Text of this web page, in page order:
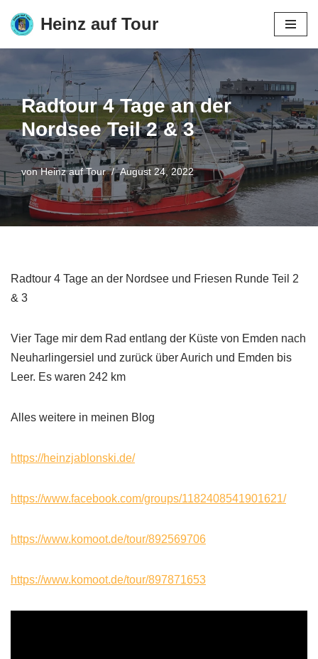
Zum
springen
Heinz auf Tour
Radtour 4 Tage an der
Nordsee Teil 2 & 3
vonHeinz auf Tour August 24, 2022
Radtour 4 Tage an der Nordsee und Friesen Runde Teil 2
& 3
Vier Tage mir dem Rad entlang der Küste von Emden nach
Neuharlingersiel und zurück über Aurich und Emden bis
Leer. Es waren 242 km
Alles weitere in meinen Blog
https://heinzjablonski.de/
https://www.facebook.com/groups/1182408541901621/
https://www.komoot.de/tour/892569706
https://www.komoot.de/tour/897871653